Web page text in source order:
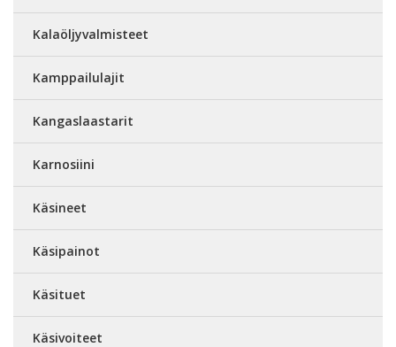
Kalaöljyvalmisteet
Kamppailulajit
Kangaslaastarit
Karnosiini
Käsineet
Käsipainot
Käsituet
Käsivoiteet